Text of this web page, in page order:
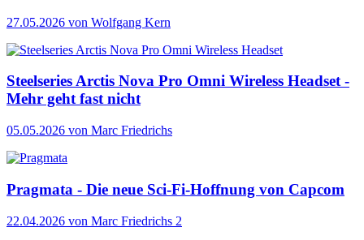
27.05.2026 von Wolfgang Kern
Steelseries Arctis Nova Pro Omni Wireless Headset -
Mehr geht fast nicht
05.05.2026 von Marc Friedrichs
Pragmata - Die neue Sci-Fi-Hoffnung von Capcom
22.04.2026 von Marc Friedrichs 2